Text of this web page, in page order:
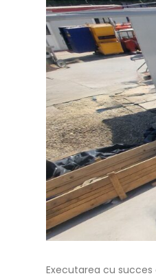
Executarea cu